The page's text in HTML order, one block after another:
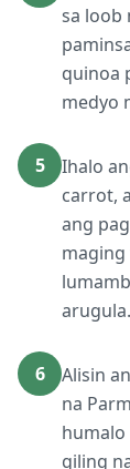
sa loob
quinoa
medyo
5
Ihalo
carrot,
ang
arugula.
6
Alisin
na
humalo
giling